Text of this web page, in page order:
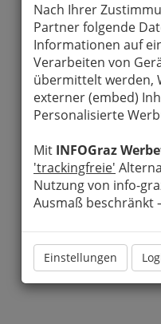
Nach Ihrer
Partner folgende
Informationen auf
Verarbeiten von
übermittelt werden,
externer (embed)
Personalisierte
Mit INFOGraz
'trackingfreie'
Nutzung von info-
Ausmaß beschränkt
Einstellungen